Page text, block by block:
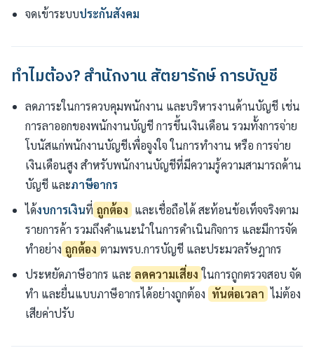
จดเข้าระบบประกันสังคม
ทำไมต้อง? สำนักงาน สัตยารักษ์ การบัญชี
ลดภาระในการควบคุมพนักงาน และบริหารงานด้านบัญชี เช่น
การลาออกของพนักงานบัญชี การขึ้นเงินเดือน รวมทั้งการจ่าย
โบนัสแก่พนักงานบัญชีเพื่อจูงใจ ในการทำงาน หรือ การจ่าย
เงินเดือนสูง สำหรับพนักงานบัญชีที่มีความรู้ความสามารถด้าน
บัญชี และภาษีอากร
ได้งบการเงินที่ ถูกต้อง และเชื่อถือได้ สะท้อนข้อเท็จจริงตาม
รายการค้า รวมถึงคำแนะนำในการดำเนินกิจการ และมีการจัด
ทำอย่าง ถูกต้อง ตามพรบ.การบัญชี และประมวลรัษฎากร
ประหยัดภาษีอากร และ ลดความเสี่ยง ในการถูกตรวจสอบ จัด
ทำ และยื่นแบบภาษีอากรได้อย่างถูกต้อง ทันต่อเวลา ไม่ต้อง
เสียค่าปรับ